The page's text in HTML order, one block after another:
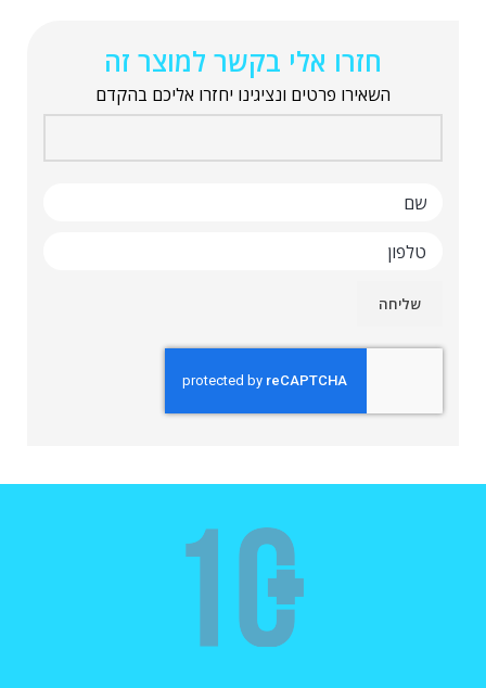
חזרו אלי בקשר למוצר זה
השאירו פרטים ונציגינו יחזרו אליכם בהקדם